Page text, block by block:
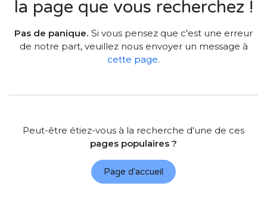
la page que vous recherchez !
Pas de panique. Si vous pensez que c'est une erreur
de notre part, veuillez nous envoyer un message à
cette page.
Peut-être étiez-vous à la recherche d'une de ces
pages populaires ?
Page d'accueil